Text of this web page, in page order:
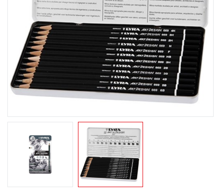
Loisirs Créatifs
Coffrets & cadeaux
Encadrement
mail Contact / Aide